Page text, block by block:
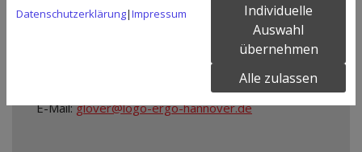
30453 Hannover
E-Mail:glover@logo-ergo-hannover.de
Datenschutzerklärung|Impressum
Individuelle
Auswahl
übernehmen
Alle zulassen